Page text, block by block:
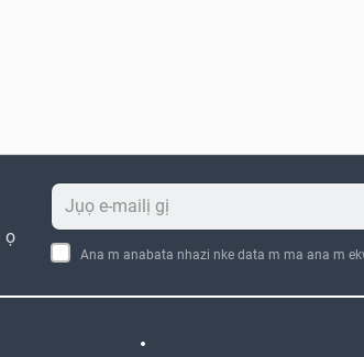
ọ
Ana m anabata nhazi nke data m ma ana m